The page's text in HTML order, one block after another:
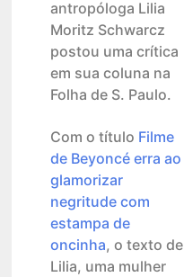
antropóloga Lilia
Moritz Schwarcz
postou uma crítica
em sua coluna na
Folha de S. Paulo.
Com o título Filme
de Beyoncé erra ao
glamorizar
negritude com
estampa de
oncinha, o texto de
Lilia, uma mulher